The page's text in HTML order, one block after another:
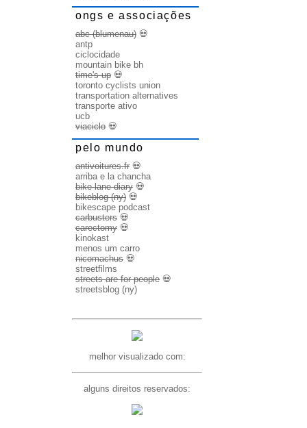
ongs e associações
abc (blumenau) 💀
antp
ciclocidade
mountain bike bh
time's up 💀
toronto cyclists union
transportation alternatives
transporte ativo
ucb
viaciclo 💀
pelo mundo
antivoitures.fr 💀
arriba e la chancha
bike lane diary 💀
bikeblog (ny) 💀
bikescape podcast
carbusters 💀
carectomy 💀
kinokast
menos um carro
nicomachus 💀
streetfilms
streets are for people 💀
streetsblog (ny)
melhor visualizado com:
alguns direitos reservados: